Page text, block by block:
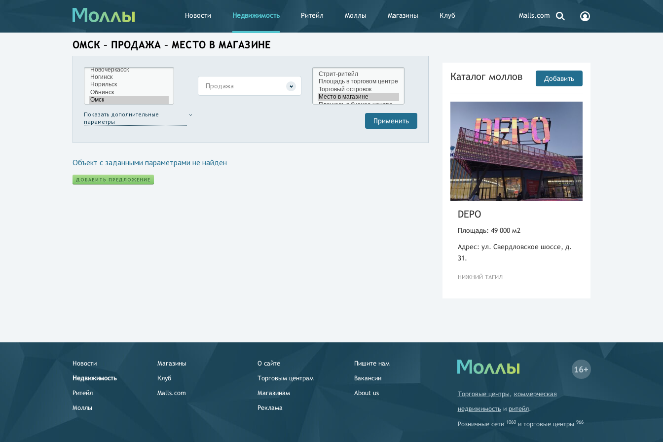
Новости Недвижимость Ритейл Моллы Магазины Клуб Malls.com
ОМСК – ПРОДАЖА – МЕСТО В МАГАЗИНЕ
Продажа
Показать дополнительные
параметры
Объект с заданными параметрами не найден
ДОБАВИТЬ ПРЕДЛОЖЕНИЕ
Каталог моллов Добавить
DEPO
Площадь: 49 000 м2
Адрес: ул. Свердловское шоссе, д.
31.
НИЖНИЙ ТАГИЛ
Новости
Недвижимость
Ритейл
Моллы
Магазины
Клуб
Malls.com
О сайте
Торговым центрам
Магазинам
Реклама
Пишите нам
Вакансии
About us
16+
Торговые центры, коммерческая
недвижимость и ритейл.
Розничные сети 1060и торговые центры 966